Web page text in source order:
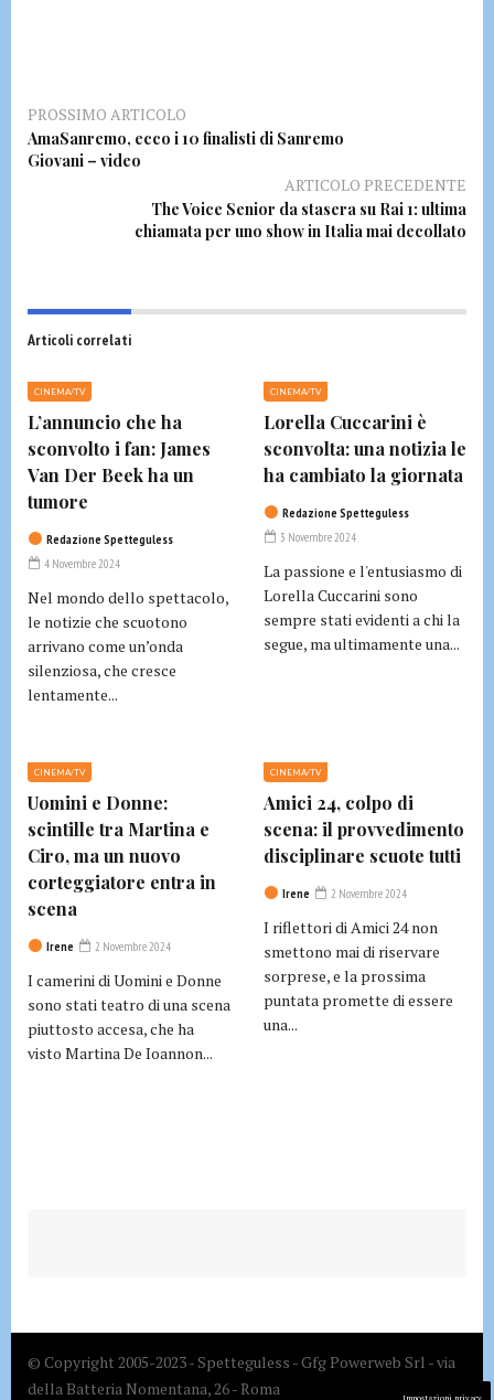
PROSSIMO ARTICOLO
AmaSanremo, ecco i 10 finalisti di Sanremo
Giovani – video
ARTICOLO PRECEDENTE
The Voice Senior da stasera su Rai 1: ultima
chiamata per uno show in Italia mai decollato
Articoli correlati
CINEMA/TV
L’annuncio che ha
sconvolto i fan: James
Van Der Beek ha un
tumore
Redazione Spetteguless
4 Novembre 2024
Nel mondo dello spettacolo,
le notizie che scuotono
arrivano come un’onda
silenziosa, che cresce
lentamente...
CINEMA/TV
Lorella Cuccarini è
sconvolta: una notizia le
ha cambiato la giornata
Redazione Spetteguless
3 Novembre 2024
La passione e l'entusiasmo di
Lorella Cuccarini sono
sempre stati evidenti a chi la
segue, ma ultimamente una...
CINEMA/TV
Uomini e Donne:
scintille tra Martina e
Ciro, ma un nuovo
corteggiatore entra in
scena
Irene 2 Novembre 2024
I camerini di Uomini e Donne
sono stati teatro di una scena
piuttosto accesa, che ha
visto Martina De Ioannon...
CINEMA/TV
Amici 24, colpo di
scena: il provvedimento
disciplinare scuote tutti
Irene 2 Novembre 2024
I riflettori di Amici 24 non
smettono mai di riservare
sorprese, e la prossima
puntata promette di essere
una...
© Copyright 2005-2023 - Spetteguless - Gfg Powerweb Srl - via
della Batteria Nomentana, 26 - Roma